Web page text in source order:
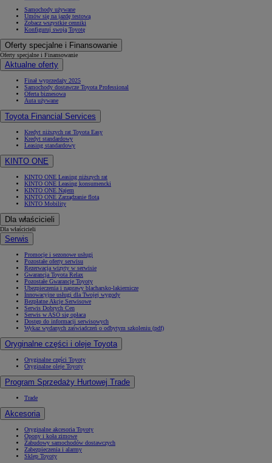
Samochody używane
Umów się na jazdę testową
Zobacz wszystkie cenniki
Konfiguruj swoją Toyotę
Oferty specjalne i Finansowanie
Oferty specjalne i Finansowanie
Aktualne oferty
Finał wyprzedaży 2025
Samochody dostawcze Toyota Professional
Oferta biznesowa
Auta używane
Toyota Financial Services
Kredyt niższych rat Toyota Easy
Kredyt standardowy
Leasing standardowy
KINTO ONE
KINTO ONE Leasing niższych rat
KINTO ONE Leasing konsumencki
KINTO ONE Najem
KINTO ONE Zarządzanie flotą
KINTO Mobility
Dla właścicieli
Dla właścicieli
Serwis
Promocje i sezonowe usługi
Pozostałe oferty serwisu
Rezerwacja wizyty w serwisie
Gwarancja Toyota Relax
Pozostałe Gwarancje Toyoty
Ubezpieczenia i naprawy blacharsko-lakiernicze
Innowacyjne usługi dla Twojej wygody
Bezpłatne Akcje Serwisowe
Serwis Dobrych Cen
Serwis w ASO się opłaca
Dostęp do informacji serwisowych
Wykaz wydanych zaświadczeń o odbytym szkoleniu (pdf)
Oryginalne części i oleje Toyota
Oryginalne części Toyoty
Oryginalne oleje Toyoty
Program Sprzedaży Hurtowej Trade
Trade
Akcesoria
Oryginalne akcesoria Toyoty
Opony i koła zimowe
Zabudowy samochodów dostawczych
Zabezpieczenia i alarmy
Sklep Toyoty